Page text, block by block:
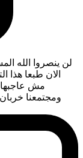
لن ينصروا الله
الان طبعا هذا
مش عاجبها
ومجتمعنا